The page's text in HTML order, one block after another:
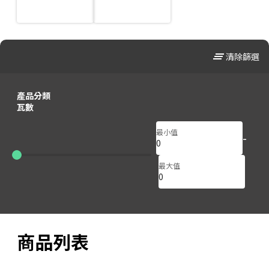
clear_all清除篩選
產品分類
瓦數
最小值 -
最大值
商品列表